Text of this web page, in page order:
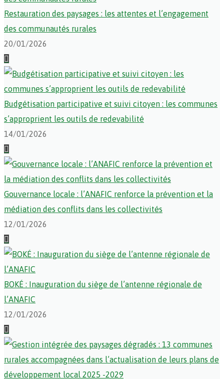
Restauration des paysages : les attentes et l’engagement
des communautés rurales
20/01/2026
Budgétisation participative et suivi citoyen : les communes
s’approprient les outils de redevabilité
14/01/2026
Gouvernance locale : l’ANAFIC renforce la prévention et la
médiation des conflits dans les collectivités
12/01/2026
BOKÉ : Inauguration du siège de l’antenne régionale de
l’ANAFIC
12/01/2026